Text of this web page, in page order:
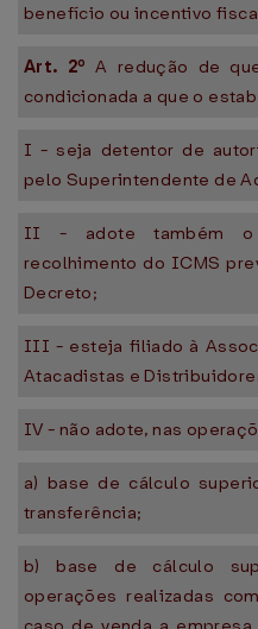
benefício ou incentivo
Art. 2º A redução de
condicionada a que o
I - seja detentor de
pelo Superintendente de
II - adote também o
recolhimento do ICMS
Decreto;
III - esteja filiado à
Atacadistas e
IV - não adote, nas
a) base de cálculo
transferência;
b) base de cálculo
operações realizadas